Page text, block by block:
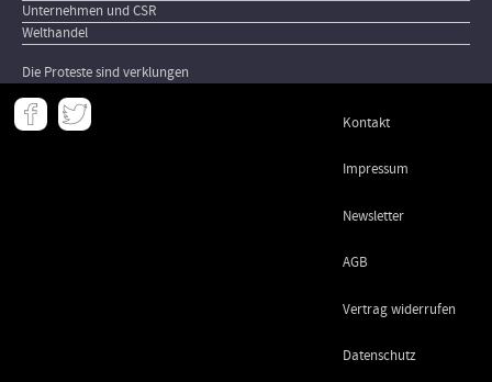
Unternehmen und CSR
Welthandel
Die Proteste sind verklungen
Meta
- Kontakt
Impressum
Newsletter
AGB
Vertrag widerrufen
Datenschutz